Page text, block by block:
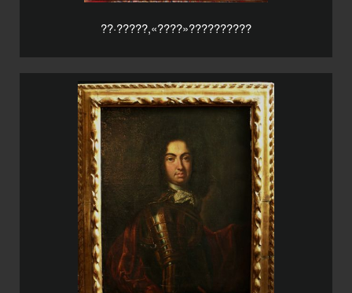
??·?????,«????»??????????